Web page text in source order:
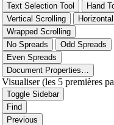
Text Selection Tool
Hand
Vertical Scrolling
Wrapped Scrolling
No Spreads
Odd Spreads
Even Spreads
Document Properties…
Visualiser (les 5 premières
Toggle Sidebar
Find
Previous